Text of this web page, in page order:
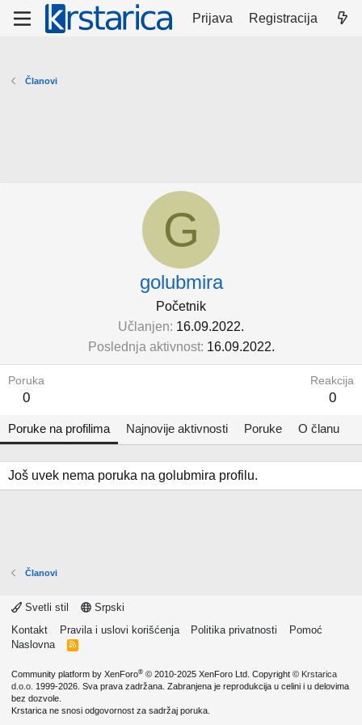
Prijava Registracija
Članovi
G
golubmira
Početnik
Učlanjen 16.09.2022.
Poslednja aktivnost 16.09.2022.
Poruka
0
Reakcija
0
Poruke na profilima Najnovije aktivnosti Poruke O članu
Još uvek nema poruka na golubmira profilu.
Članovi
Svetli stil
Srpski
Kontakt
Pravila i uslovi korišćenja Politika privatnosti
Pomoć
Naslovna
R
Community platform by XenForo® © 2010-2025 XenForo Ltd. Copyright © Krstarica
d.o.o. 1999-2026. Sva prava zadržana. Zabranjena je reprodukcija u celini i u delovima
bez dozvole.
Krstarica ne snosi odgovornost za sadržaj poruka.